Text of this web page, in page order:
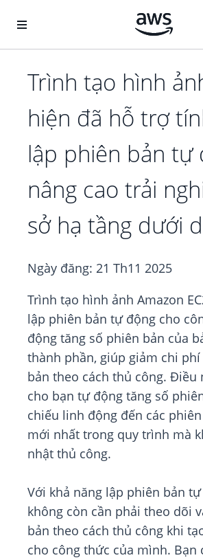
Trình tạo hình
hiện đã hỗ trợ
lập phiên bản tự
nâng cao trải
sở hạ tầng dưới
Ngày đăng: 21 Th11 2025
Trình tạo hình ảnh Amazon
lập phiên bản tự động cho
động tăng số phiên bản của
thành phần, giúp giảm chi
bản theo cách thủ công. Điều
cho bạn tự động tăng số
chiếu linh động đến các
mới nhất trong quy trình mà
nhật thủ công.
Với khả năng lập phiên bản
không còn cần phải theo dõi
bản theo cách thủ công khi
cho công thức của mình. Bạn